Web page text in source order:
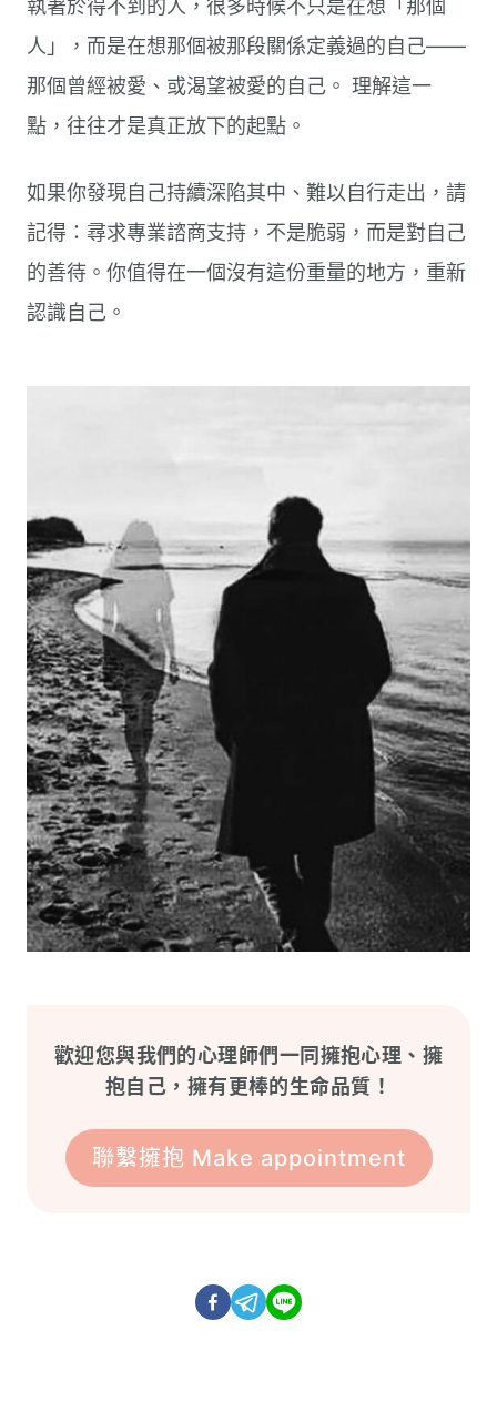
執著於得不到的人，很多時候不只是在想「那個
人」，而是在想那個被那段關係定義過的自己——
那個曾經被愛、或渴望被愛的自己。 理解這一
點，往往才是真正放下的起點。
如果你發現自己持續深陷其中、難以自行走出，請
記得：尋求專業諮商支持，不是脆弱，而是對自己
的善待。你值得在一個沒有這份重量的地方，重新
認識自己。
歡迎您與我們的心理師們一同擁抱心理、擁
抱自己，擁有更棒的生命品質！
聯繫擁抱 Make appointment